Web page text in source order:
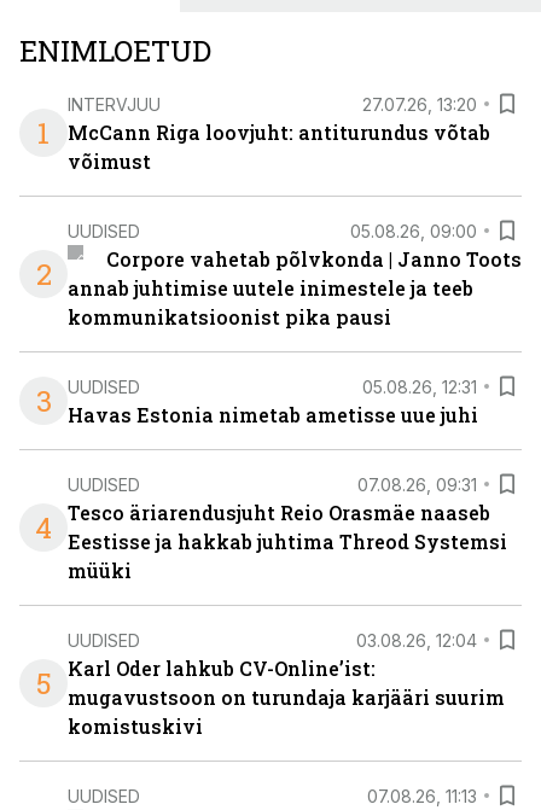
ENIMLOETUD
1
INTERVJUU 27.07.26, 13:20
McCann Riga loovjuht: antiturundus võtab
võimust
2
UUDISED 05.08.26, 09:00
Corpore vahetab põlvkonda | Janno Toots
annab juhtimise uutele inimestele ja teeb
kommunikatsioonist pika pausi
3 UUDISED 05.08.26, 12:31
Havas Estonia nimetab ametisse uue juhi
4
UUDISED 07.08.26, 09:31
Tesco äriarendusjuht Reio Orasmäe naaseb
Eestisse ja hakkab juhtima Threod Systemsi
müüki
5
UUDISED 03.08.26, 12:04
Karl Oder lahkub CV-Online’ist:
mugavustsoon on turundaja karjääri suurim
komistuskivi
UUDISED 07.08.26, 11:13